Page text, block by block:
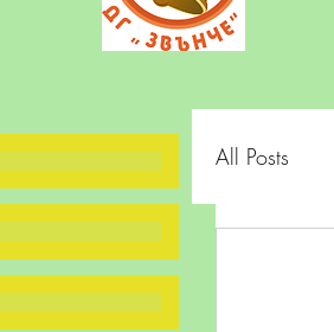
All Posts